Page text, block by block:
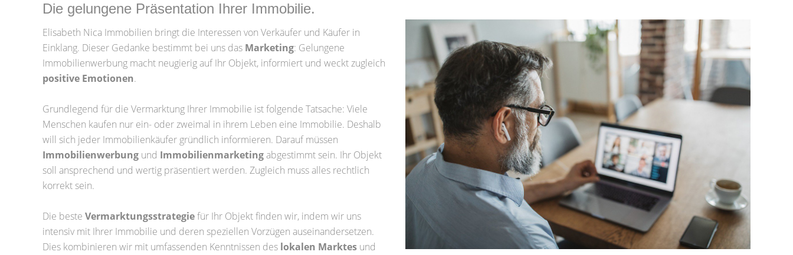
Die gelungene Präsentation Ihrer Immobilie.
Elisabeth Nica Immobilien bringt die Interessen von Verkäufer und Käufer in
Einklang. Dieser Gedanke bestimmt bei uns das Marketing: Gelungene
Immobilienwerbung macht neugierig auf Ihr Objekt, informiert und weckt zugleich
positive Emotionen.
Grundlegend für die Vermarktung Ihrer Immobilie ist folgende Tatsache: Viele
Menschen kaufen nur ein- oder zweimal in ihrem Leben eine Immobilie. Deshalb
will sich jeder Immobilienkäufer gründlich informieren. Darauf müssen
Immobilienwerbung und Immobilienmarketingabgestimmt sein. Ihr Objekt
soll ansprechend und wertig präsentiert werden. Zugleich muss alles rechtlich
korrekt sein.
Die beste Vermarktungsstrategiefür Ihr Objekt finden wir, indem wir uns
intensiv mit Ihrer Immobilie und deren speziellen Vorzügen auseinandersetzen.
Dies kombinieren wir mit umfassenden Kenntnissen des lokalen Marktes und